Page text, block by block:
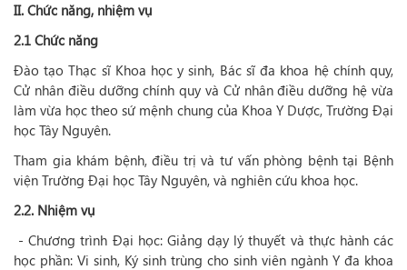
II. Chức năng, nhiệm vụ
2.1 Chức năng
Đào tạo Thạc sĩ Khoa học y sinh, Bác sĩ đa khoa hệ chính quy,
Cử nhân điều dưỡng chính quy và Cử nhân điều dưỡng hệ vừa
làm vừa học theo sứ mệnh chung của Khoa Y Dược, Trường Đại
học Tây Nguyên.
Tham gia khám bệnh, điều trị và tư vấn phòng bệnh tại Bệnh
viện Trường Đại học Tây Nguyên, và nghiên cứu khoa học.
2.2. Nhiệm vụ
- Chương trình Đại học: Giảng dạy lý thuyết và thực hành các
học phần: Vi sinh, Ký sinh trùng cho sinh viên ngành Y đa khoa